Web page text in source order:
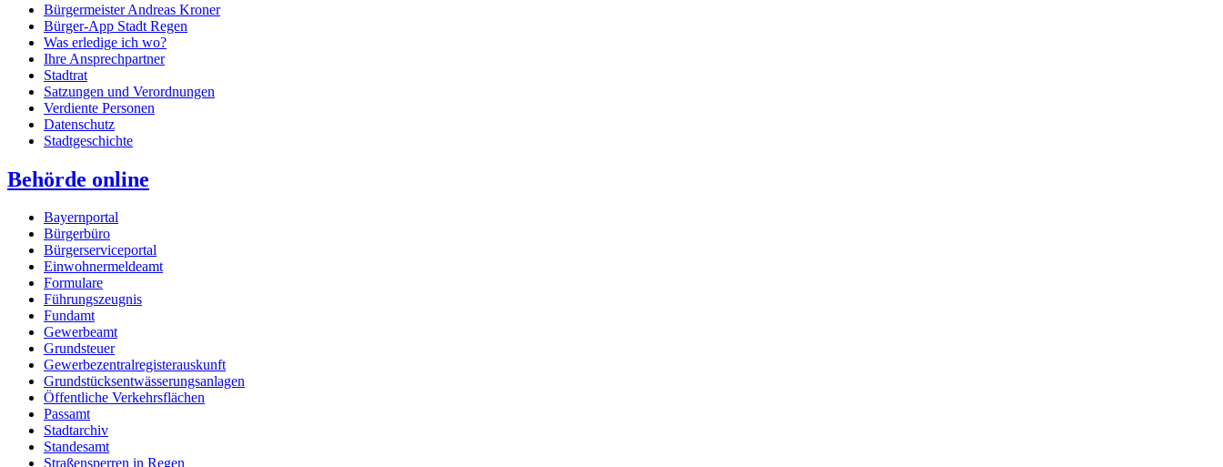
Bürgermeister Andreas Kroner
Bürger-App Stadt Regen
Was erledige ich wo?
Ihre Ansprechpartner
Stadtrat
Satzungen und Verordnungen
Verdiente Personen
Datenschutz
Stadtgeschichte
Behörde online
Bayernportal
Bürgerbüro
Bürgerserviceportal
Einwohnermeldeamt
Formulare
Führungszeugnis
Fundamt
Gewerbeamt
Grundsteuer
Gewerbezentralregisterauskunft
Grundstücksentwässerungsanlagen
Öffentliche Verkehrsflächen
Passamt
Stadtarchiv
Standesamt
Straßensperren in Regen